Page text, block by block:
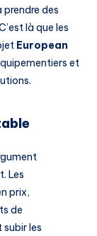
des
là que les
European
et
Les
prix,
de
les